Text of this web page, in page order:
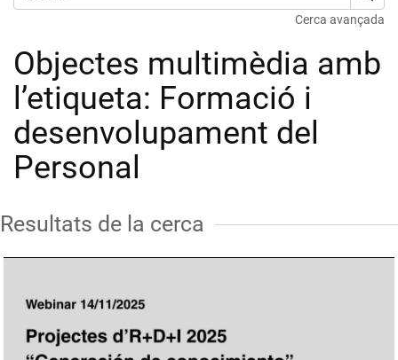
Cerca avançada
Objectes multimèdia amb
l’etiqueta: Formació i
desenvolupament del
Personal
Resultats de la cerca